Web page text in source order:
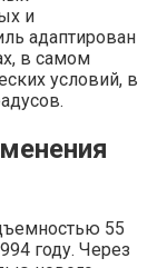
и
адаптирован
в самом
условий, в
55
году. Через